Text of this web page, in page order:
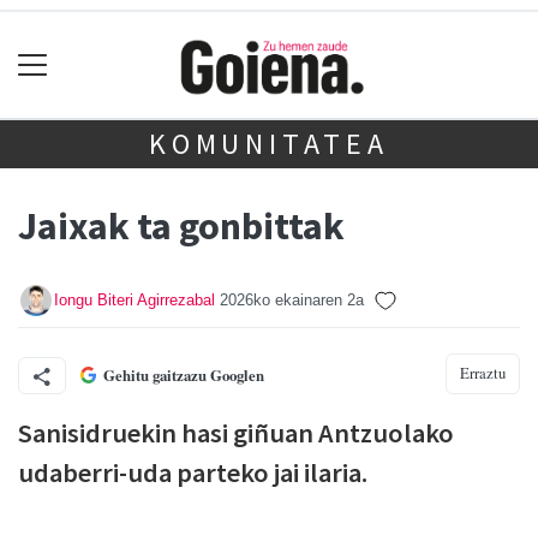
KOMUNITATEA
Jaixak ta gonbittak
Iongu Biteri Agirrezabal 2026ko ekainaren 2a
Gehitu gaitzazu Googlen Erraztu
Sanisidruekin hasi giñuan Antzuolako
udaberri-uda parteko jai ilaria.